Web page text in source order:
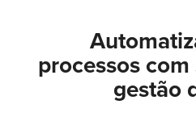
processos
gestão